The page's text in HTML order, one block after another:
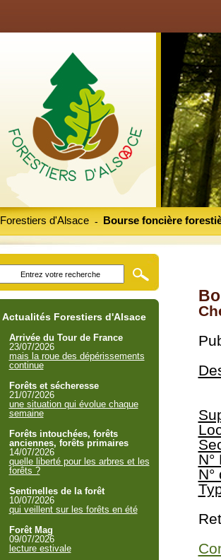
Forestiers d'Alsace Bourse foncière
-
N°
N°
Actualités Forestiers d'Alsace
Arrivée du Tour de France
23/07/2026
mais la roue des dépérissements
continue
Forêts et sécheresse
21/07/2026
une situation qui évolue chaque
semaine
Forêts intouchées, forêts
anciennes, forêts primaires
14/07/2026
quelle liberté pour les arbres et les
forêts ?
Sentinelles de la forêt
10/07/2026
qui veillent sur les forêts en été
Forêt Mag
09/07/2026
lecture estivale